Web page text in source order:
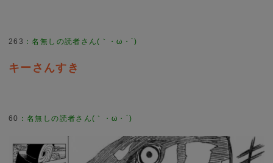
263
キーさんすき
60